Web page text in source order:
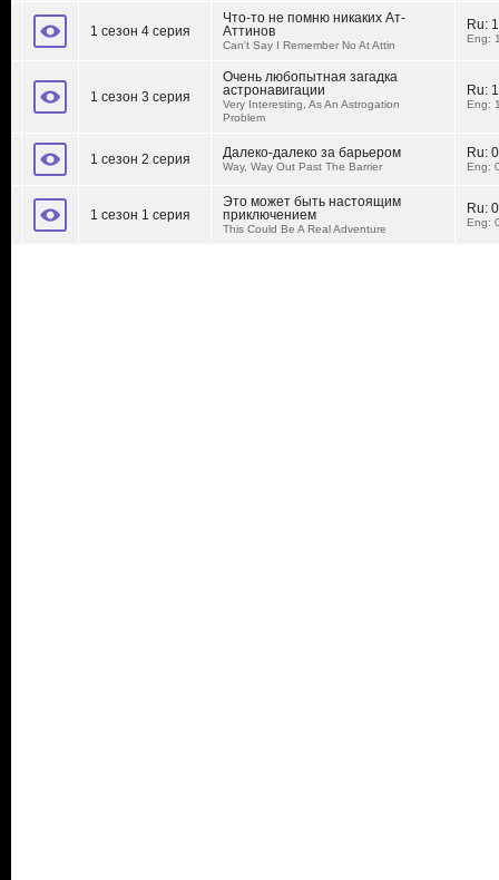
1 сезон 4 серия
Что-то не помню никаких Ат-
Аттинов
Can't Say I Remember No At Attin
Ru:
Eng:
1 сезон 3 серия
Очень любопытная загадка
астронавигации
Very Interesting, As An Astrogation
Problem
Ru:
Eng:
1 сезон 2 серия Далеко-далеко за барьером
Way, Way Out Past The Barrier
Ru:
Eng:
1 сезон 1 серия
Это может быть настоящим
приключением
This Could Be A Real Adventure
Ru:
Eng: